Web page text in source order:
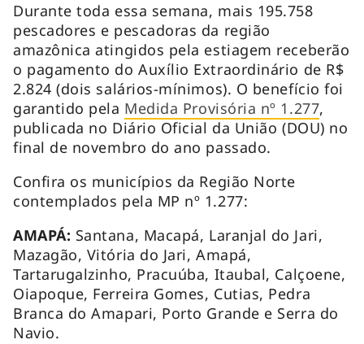
Durante toda essa semana, mais 195.758
pescadores e pescadoras da região
amazônica atingidos pela estiagem receberão
o pagamento do Auxílio Extraordinário de R$
2.824 (dois salários-mínimos). O benefício foi
garantido pela Medida Provisória nº 1.277,
publicada no Diário Oficial da União (DOU) no
final de novembro do ano passado.
Confira os municípios da Região Norte
contemplados pela MP nº 1.277:
AMAPÁ: Santana, Macapá, Laranjal do Jari,
Mazagão, Vitória do Jari, Amapá,
Tartarugalzinho, Pracuúba, Itaubal, Calçoene,
Oiapoque, Ferreira Gomes, Cutias, Pedra
Branca do Amapari, Porto Grande e Serra do
Navio.